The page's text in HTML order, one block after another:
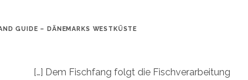
GUIDE – DÄNEMARKS WESTKÜSTE
[…] Dem Fischfang folgt die Fischverarbeitung